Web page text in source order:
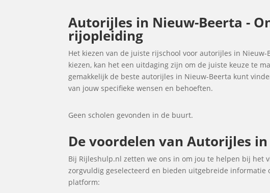
Autorijles in Nieuw-Beerta -
rijopleiding
Het kiezen van de juiste rijschool voor autorijles in
kiezen, kan het een uitdaging zijn om de juiste keuze te
gemakkelijk de beste autorijles in Nieuw-Beerta kunt
van jouw specifieke wensen en behoeften.
Geen scholen gevonden in de buurt.
De voordelen van Autorijles
Bij Rijleshulp.nl zetten we ons in om jou te helpen bij het
zorgvuldig geselecteerd en bieden uitgebreide informatie
platform: